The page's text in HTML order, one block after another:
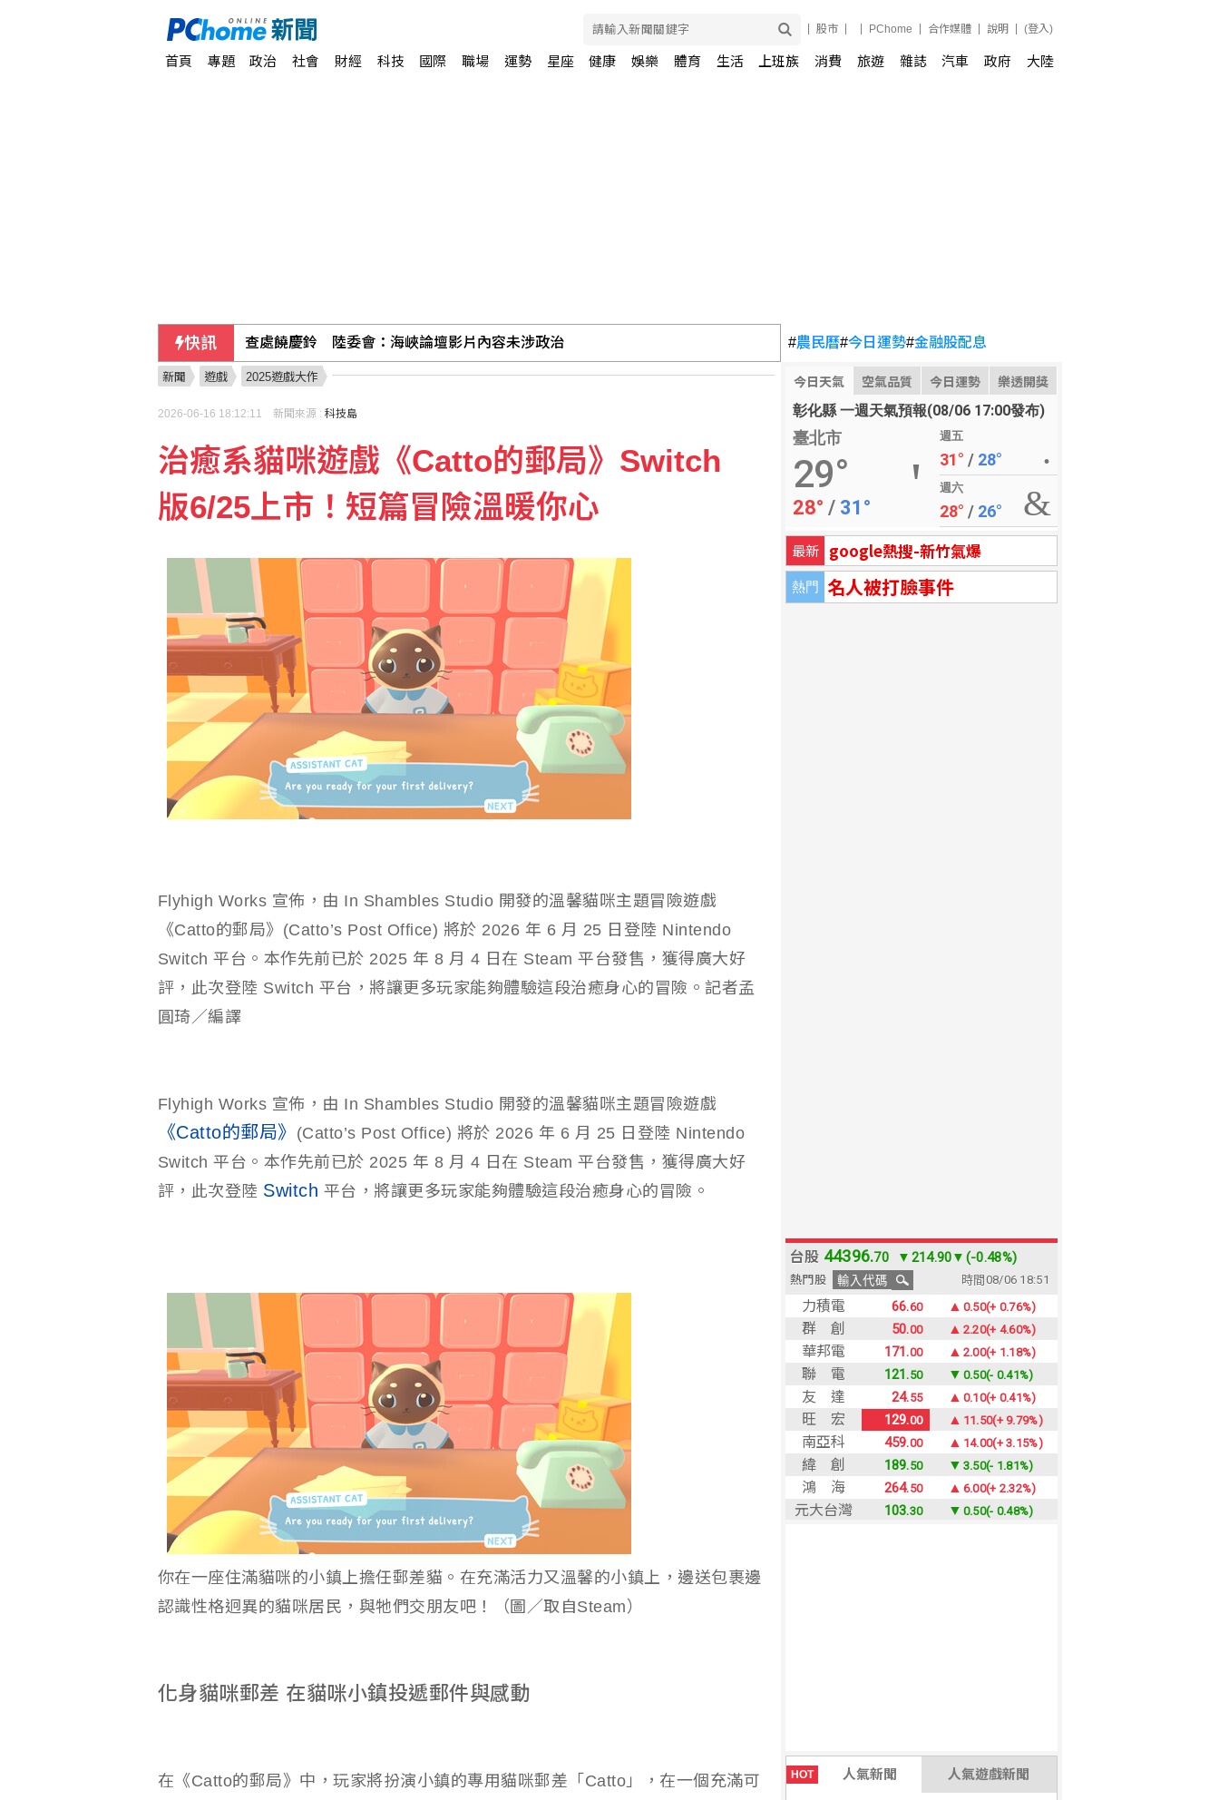
股市 PChome 合作媒體 說明 (登入)
首頁 專題 政治 社會 財經 科技 國際 職場 運勢 星座 健康 娛樂 體育 生活 上班族 消費 旅遊 雜誌 汽車 政府 大陸
快訊 查處饒慶鈴 陸委會：海峽論壇影片內容未涉政治
遭控招募哥倫比亞傭兵參與俄烏戰爭 俄羅斯駁斥
韓國羽球賽黃睿璿何志偉 本季首闖超級賽男雙8強
#農民曆#今日運勢#金融股配息
今日天氣 空氣品質 今日運勢 樂透開獎
彰化縣 一週天氣預報(08/06 17:00發布)
臺北市
29°
28° / 31°
週五
31° / 28°
週六
28° / 26°
最新 google熱搜-新竹氣爆
熱門 名人被打臉事件
HOT 人氣新聞 人氣遊戲新聞
新聞 遊戲 2025遊戲大作
2026-06-16 18:12:11 新聞來源 : 科技島
治癒系貓咪遊戲《Catto的郵局》Switch
版6/25上市！短篇冒險溫暖你心
Flyhigh Works 宣佈，由 In Shambles Studio 開發的溫馨貓咪主題冒險遊戲
《Catto的郵局》(Catto’s Post Office) 將於 2026 年 6 月 25 日登陸 Nintendo
Switch 平台。本作先前已於 2025 年 8 月 4 日在 Steam 平台發售，獲得廣大好
評，此次登陸 Switch 平台，將讓更多玩家能夠體驗這段治癒身心的冒險。 記者孟
圓琦／編譯
Flyhigh Works 宣佈，由 In Shambles Studio 開發的溫馨貓咪主題冒險遊戲
《Catto的郵局》 (Catto’s Post Office) 將於 2026 年 6 月 25 日登陸 Nintendo
Switch 平台。本作先前已於 2025 年 8 月 4 日在 Steam 平台發售，獲得廣大好
評，此次登陸 Switch 平台，將讓更多玩家能夠體驗這段治癒身心的冒險。
你在一座住滿貓咪的小鎮上擔任郵差貓。在充滿活力又溫馨的小鎮上，邊送包裹邊
認識性格迥異的貓咪居民，與牠們交朋友吧！（圖／取自Steam）
化身貓咪郵差 在貓咪小鎮投遞郵件與感動
在《Catto的郵局》中，玩家將扮演小鎮的專用貓咪郵差「Catto」，在一個充滿可